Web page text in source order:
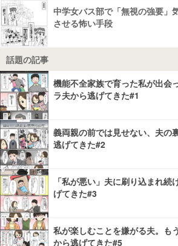
中学女バス部で「無視の強要」
させる怖い手段
話題の記事
機能不全家族で育った私が出会
ラ夫から逃げてきた#1
義両親の前では見せない、夫の
逃げてきた#2
「私が悪い」夫に刷り込まれ
げてきた#3
私が楽しむことを嫌がる夫。
から逃げてきた#5